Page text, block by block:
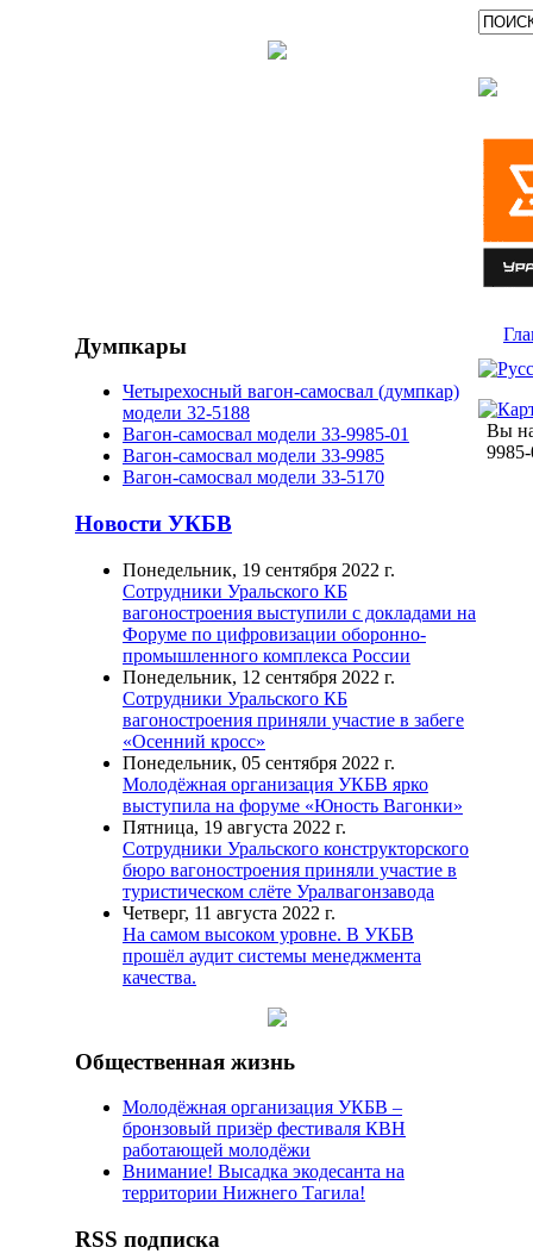
Думпкары
Четырехосный вагон-самосвал (думпкар)
модели 32-5188
Вагон-самосвал модели 33-9985-01
Вагон-самосвал модели 33-9985
Вагон-самосвал модели 33-5170
Новости УКБВ
Понедельник, 19 сентября 2022 г.
Сотрудники Уральского КБ
вагоностроения выступили с докладами на
Форуме по цифровизации оборонно-
промышленного комплекса России
Понедельник, 12 сентября 2022 г.
Сотрудники Уральского КБ
вагоностроения приняли участие в забеге
«Осенний кросс»
Понедельник, 05 сентября 2022 г.
Молодёжная организация УКБВ ярко
выступила на форуме «Юность Вагонки»
Пятница, 19 августа 2022 г.
Сотрудники Уральского конструкторского
бюро вагоностроения приняли участие в
туристическом слёте Уралвагонзавода
Четверг, 11 августа 2022 г.
На самом высоком уровне. В УКБВ
прошёл аудит системы менеджмента
качества.
Общественная жизнь
Молодёжная организация УКБВ –
бронзовый призёр фестиваля КВН
работающей молодёжи
Внимание! Высадка экодесанта на
территории Нижнего Тагила!
RSS подписка
Вы